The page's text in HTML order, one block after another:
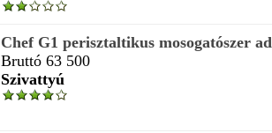
Chef G1 perisztaltikus mosogatószer
Bruttó 63 500
Szivattyú